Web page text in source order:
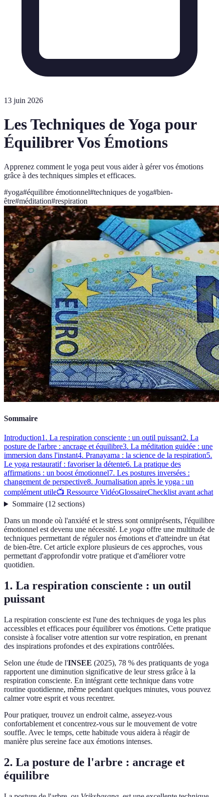
13 juin 2026
Les Techniques de Yoga pour
Équilibrer Vos Émotions
Apprenez comment le yoga peut vous aider à gérer vos émotions
grâce à des techniques simples et efficaces.
#yoga#équilibre émotionnel#techniques de yoga#bien-
être#méditation#respiration
Sommaire
Introduction1. La respiration consciente : un outil puissant2. La
posture de l'arbre : ancrage et équilibre3. La méditation guidée : une
immersion dans l'instant4. Pranayama : la science de la respiration5.
Le yoga restauratif : favoriser la détente6. La pratique des
affirmations : un boost émotionnel7. Les postures inversées :
changement de perspective8. Journalisation après le yoga : un
complément utile📺 Ressource VidéoGlossaireChecklist avant achat
Sommaire(12 sections)
Dans un monde où l'anxiété et le stress sont omniprésents, l'équilibre
émotionnel est devenu une nécessité. Le yoga offre une multitude de
techniques permettant de réguler nos émotions et d'atteindre un état
de bien-être. Cet article explore plusieurs de ces approches, vous
permettant d'approfondir votre pratique et d'améliorer votre
quotidien.
1. La respiration consciente : un outil
puissant
La respiration consciente est l'une des techniques de yoga les plus
accessibles et efficaces pour équilibrer vos émotions. Cette pratique
consiste à focaliser votre attention sur votre respiration, en prenant
des inspirations profondes et des expirations contrôlées.
Selon une étude de l'INSEE (2025), 78 % des pratiquants de yoga
rapportent une diminution significative de leur stress grâce à la
respiration consciente. En intégrant cette technique dans votre
routine quotidienne, même pendant quelques minutes, vous pouvez
calmer votre esprit et vous recentrer.
Pour pratiquer, trouvez un endroit calme, asseyez-vous
confortablement et concentrez-vous sur le mouvement de votre
souffle. Avec le temps, cette habitude vous aidera à réagir de
manière plus sereine face aux émotions intenses.
2. La posture de l'arbre : ancrage et
équilibre